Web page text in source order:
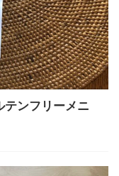
テンフリーメニ